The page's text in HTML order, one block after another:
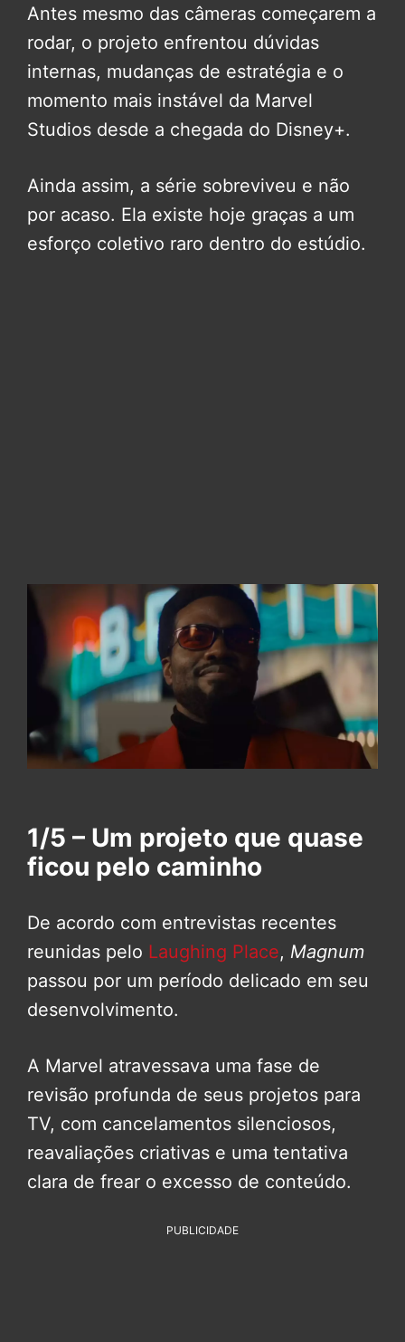
Antes mesmo das câmeras começarem a
rodar, o projeto enfrentou dúvidas
internas, mudanças de estratégia e o
momento mais instável da Marvel
Studios desde a chegada do Disney+.
Ainda assim, a série sobreviveu e não
por acaso. Ela existe hoje graças a um
esforço coletivo raro dentro do estúdio.
1/5 – Um projeto que quase
ficou pelo caminho
De acordo com entrevistas recentes
reunidas pelo Laughing Place, Magnum
passou por um período delicado em seu
desenvolvimento.
A Marvel atravessava uma fase de
revisão profunda de seus projetos para
TV, com cancelamentos silenciosos,
reavaliações criativas e uma tentativa
clara de frear o excesso de conteúdo.
PUBLICIDADE